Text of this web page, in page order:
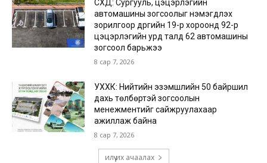
СХД: Сургууль, цэцэрлэгийн
автомашины зогсоолыг нэмэгдүүлэх
зорилгоор дүүргийн 19-р хороонд 92-р
цэцэрлэгийн урд талд 62 автомашины
зогсоол барьжээ
8 сар 7, 2026
УХХК: Нийтийн эзэмшлийн 50 байршил
дахь төлбөртэй зогсоолын
менежментийг сайжруулахаар
ажиллаж байна
8 сар 7, 2026
илүү их ачаалах